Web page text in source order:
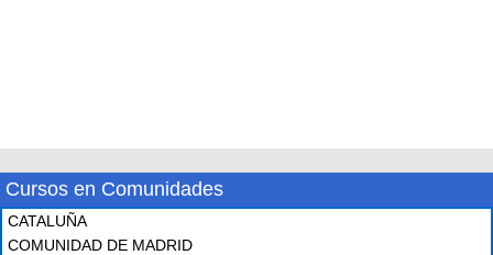
Cursos en Comunidades
CATALUÑA
COMUNIDAD DE MADRID